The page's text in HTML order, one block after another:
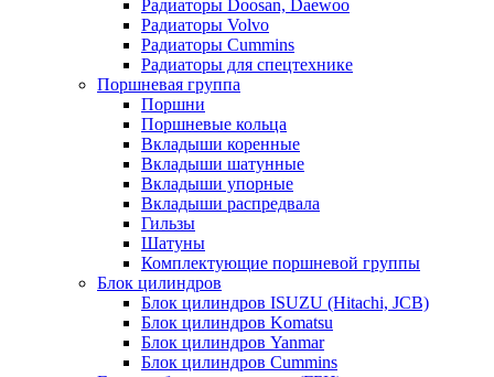
Радиаторы Doosan, Daewoo
Радиаторы Volvo
Радиаторы Cummins
Радиаторы для спецтехнике
Поршневая группа
Поршни
Поршневые кольца
Вкладыши коренные
Вкладыши шатунные
Вкладыши упорные
Вкладыши распредвала
Гильзы
Шатуны
Комплектующие поршневой группы
Блок цилиндров
Блок цилиндров ISUZU (Hitachi, JCB)
Блок цилиндров Komatsu
Блок цилиндров Yanmar
Блок цилиндров Cummins